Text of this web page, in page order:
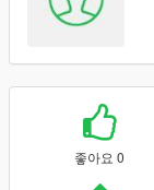
좋아요 0